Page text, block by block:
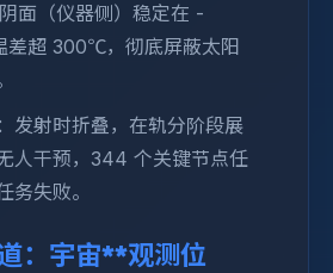
面（仪器侧）稳定在 -
超 300℃，彻底屏蔽太阳
：发射时折叠，在轨分阶段展
人干预，344 个关键节点任
务失败。
：宇宙**观测位